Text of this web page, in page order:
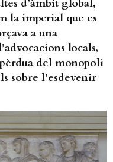
d’àmbit global,
la imperial que es
a una
locals,
del monopoli
sobre l’esdevenir